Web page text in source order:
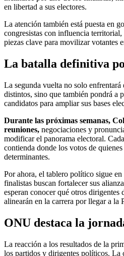
en libertad a sus electores.
La atención también está puesta en
congresistas con influencia
piezas clave para movilizar votantes
La batalla definitiva
La segunda vuelta no solo
distintos, sino que también pondrá a
candidatos para ampliar sus bases
Durante las próximas semanas,
reuniones, negociaciones y
modificar el panorama electoral.
contienda donde los votos de
determinantes.
Por ahora, el tablero político sigue
finalistas buscan fortalecer sus
esperan conocer qué otros dirigentes
alinearán en la carrera por llegar a la
ONU destaca la
La reacción a los resultados de la
los partidos y dirigentes políticos. La